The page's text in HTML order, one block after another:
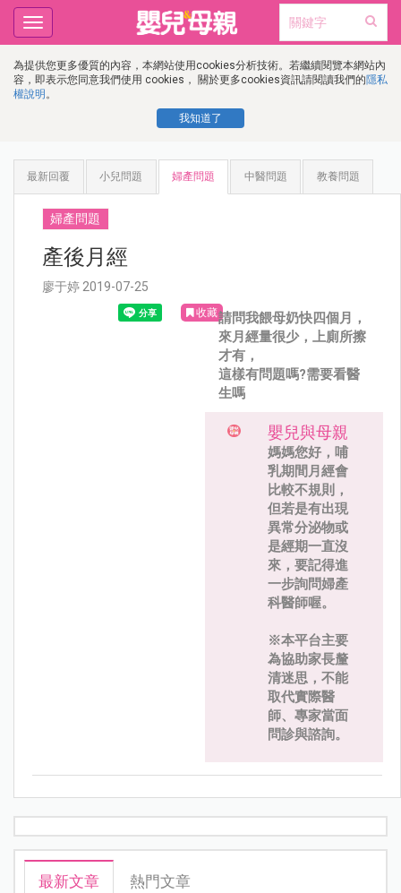
為提供您更多優質的內容，本網站使用cookies分析技術。若繼續閱覽本網站內
容，即表示您同意我們使用 cookies， 關於更多cookies資訊請閱讀我們的隱私
權說明 。
我知道了
Toggle
navigation
最新回覆 小兒問題 婦產問題 中醫問題 教養問題
婦產問題
產後月經
廖于婷 2019-07-25
收藏請問我餵母奶快四個月，
來月經量很少，上廁所擦
才有，
這樣有問題嗎?需要看醫
生嗎
嬰兒與母親
媽媽您好，哺
乳期間月經會
比較不規則，
但若是有出現
異常分泌物或
是經期一直沒
來，要記得進
一步詢問婦產
科醫師喔。
※本平台主要
為協助家長釐
清迷思，不能
取代實際醫
師、專家當面
問診與諮詢。
最新文章 熱門文章